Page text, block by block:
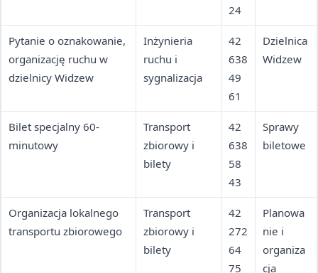
24
Pytanie o oznakowanie,
organizację ruchu w
dzielnicy Widzew
Inżynieria
ruchu i
sygnalizacja
42
638
49
61
Dzielnica
Widzew
Bilet specjalny 60-
minutowy
Transport
zbiorowy i
bilety
42
638
58
43
Sprawy
biletowe
Organizacja lokalnego
transportu zbiorowego
Transport
zbiorowy i
bilety
42
272
64
75
Planowa
nie i
organiza
cja